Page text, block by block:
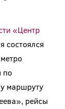
«Центр
состоялся
по
маршруту
рейсы